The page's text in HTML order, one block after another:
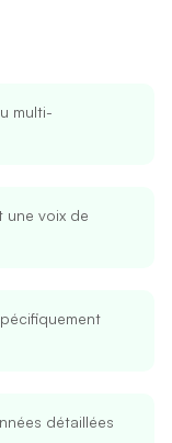
multi-
une voix de
détaillées